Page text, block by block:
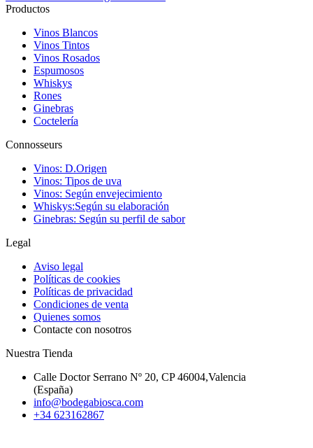
Productos
Vinos Blancos
Vinos Tintos
Vinos Rosados
Espumosos
Whiskys
Rones
Ginebras
Coctelería
Connosseurs
Vinos: D.Origen
Vinos: Tipos de uva
Vinos: Según envejecimiento
Whiskys:Según su elaboración
Ginebras: Según su perfil de sabor
Legal
Aviso legal
Políticas de cookies
Políticas de privacidad
Condiciones de venta
Quienes somos
Contacte con nosotros
Nuestra Tienda
Calle Doctor Serrano Nº 20, CP 46004,Valencia
(España)
info@bodegabiosca.com
+34 623162867